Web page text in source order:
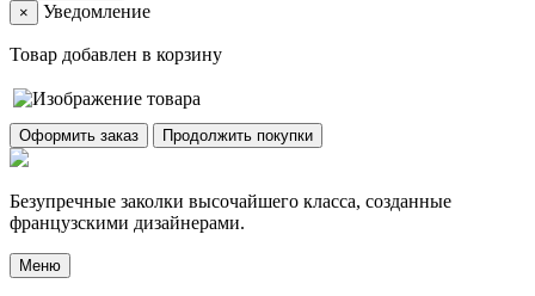
×
Уведомление
Товар добавлен в корзину
Оформить заказ Продолжить покупки
Безупречные заколки высочайшего класса, созданные
французскими дизайнерами.
Меню